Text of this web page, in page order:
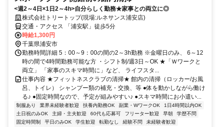
<週2～4日×1日2～4h>自分らしく勤務★家事との両立に◎
株式会社トリートップ(現場:ルネサンス浦安店)
交通・アクセス 「浦安駅」徒歩5分
時給1,300円
千葉県浦安市
勤務時間詳細 5：00～9：00の間の2～3h勤務 ※金曜日のみ、 6～12
時の間で4時間勤務可能な方 ・シフト制/週3日～OK ★「Ｗワークと
両立」 「家事のスキマ時間に」など、 ライフスタ...
仕事内容 ★フィットネスクラブの清掃★ 館内の清掃（ロッカー/お風
呂、トイレ） シャンプー類の補充・交換、等 ●体を動かしながら働け
る♪ ●固定時間なので、予定が組みやすい♪ ●スキマ時間にお小遣い...
制服あり 業界未経験者歓迎 扶養内勤務OK 副業・WワークOK
1日4時間以内OK
土日祝のみOK
主婦・主夫歓迎 60代も応募可 フリーター歓迎 早朝
学歴不問
固定時間制
平日のみOK 学生歓迎 転勤なし 経験不問
未経験者歓迎